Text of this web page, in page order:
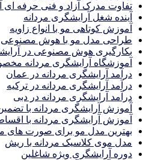
تفاوت مدرک آزاد و فنی حرفه ای
آینده شغل آرایشگری مردانه
آموزش کوتاهی مو با انواع زاویه
طراحی مدل مو با هوش مصنوعی
بکارگیری هوش مصنوعی در
آموزشگاه آرایشگری مردانه
درآمد آرایشگری مردانه در عمان
درآمد آرایشگری مردانه در ترکیه
درآمد آرایشگری مردانه در دبی
آموزش آرایشگری مردانه با
آموزش آرایشگری مردانه با
بهترین مدل مو برای صورت های
مدل موی کلاسیک مردانه با ریش
دوره آرایشگری ویژه شاغلین